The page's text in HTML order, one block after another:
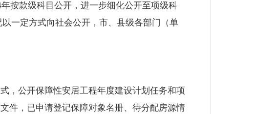
按款级科目公开，进一步细化公开至项级科
一定方式向社会公开，市、县级各部门（单
公开保障性安居工程年度建设计划任务和项
件，已申请登记保障对象名册、待分配房源情